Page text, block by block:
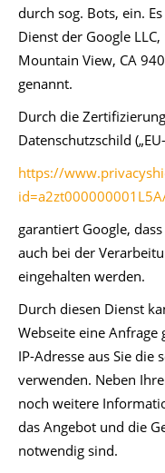
durch sog. Bots, ein.
Dienst der Google
Mountain View, CA
genannt.
Durch die
Datenschutzschild
https://
garantiert Google,
auch bei der
eingehalten werden.
Durch diesen Dienst
Webseite eine
IP-Adresse aus Sie die
verwenden. Neben
noch weitere
das Angebot und die
notwendig sind.